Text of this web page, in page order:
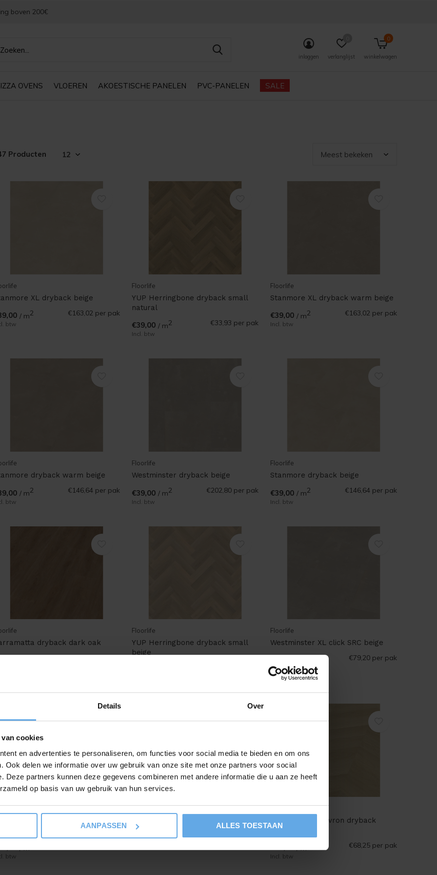
Details Over
cookies
en advertenties te personaliseren, om functies voor social media te bieden en om ons
Ook delen we informatie over uw gebruik van onze site met onze partners voor social
Deze partners kunnen deze gegevens combineren met andere informatie die u aan ze heeft
op basis van uw gebruik van hun services.
AANPASSEN ALLES TOESTAAN
OVENS VLOEREN AKOESTISCHE PANELEN PVC-PANELEN SALE
inloggen verlanglijst winkelwagen
0
boven 200€
Producten
XL dryback beige
/ m2 €163,02 per pak
btw
Floorlife
YUP Herringbone dryback small
natural
€39,00 / m2 €33,93 per pak
Incl. btw
Floorlife
Stanmore XL dryback warm beige
€39,00 / m2 €163,02 per pak
Incl. btw
dryback warm beige
/ m2 €146,64 per pak
btw
Floorlife
Westminster dryback beige
€39,00 / m2 €202,80per pak
Incl. btw
Floorlife
Stanmore dryback beige
€39,00 / m2 €146,64 per pak
Incl. btw
dryback dark oak
2 €150,93per pak
Floorlife
YUP Herringbone dryback small
beige
Floorlife
Westminster XL click SRC beige
2 €79,20per pak
Incl. btw
/ m
btw
Floorlife
€39,00 / m
Floorlife
YUP Fulham chevron dryback
natural oak
€39,00 / m €68,25per pak
Incl. btw